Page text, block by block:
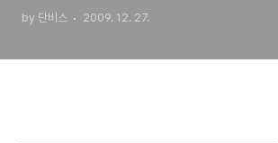
by 단비스 2009. 12. 27.